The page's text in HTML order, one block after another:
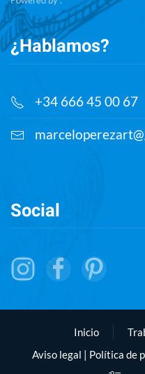
¿Hablamos?
+34 666 45 00 67
Social
Inicio
Aviso legal | Política de